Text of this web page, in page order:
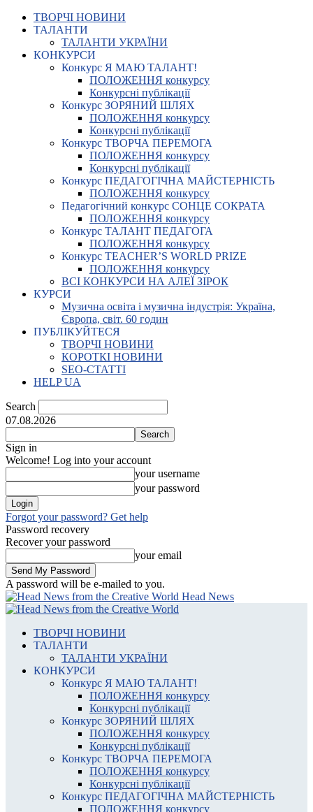
ТВОРЧІ НОВИНИ
ТАЛАНТИ
ТАЛАНТИ УКРАЇНИ
КОНКУРСИ
Конкурс Я МАЮ ТАЛАНТ!
ПОЛОЖЕННЯ конкурсу
Конкурсні публікації
Конкурс ЗОРЯНИЙ ШЛЯХ
ПОЛОЖЕННЯ конкурсу
Конкурсні публікації
Конкурс ТВОРЧА ПЕРЕМОГА
ПОЛОЖЕННЯ конкурсу
Конкурсні публікації
Конкурс ПЕДАГОГІЧНА МАЙСТЕРНІСТЬ
ПОЛОЖЕННЯ конкурсу
Педагогічний конкурс СОНЦЕ СОКРАТА
ПОЛОЖЕННЯ конкурсу
Конкурс ТАЛАНТ ПЕДАГОГА
ПОЛОЖЕННЯ конкурсу
Конкурс TEACHER’S WORLD PRIZE
ПОЛОЖЕННЯ конкурсу
ВСІ КОНКУРСИ НА АЛЕЇ ЗІРОК
КУРСИ
Музична освіта і музична індустрія: Україна,
Європа, світ. 60 годин
ПУБЛІКУЙТЕСЯ
ТВОРЧІ НОВИНИ
КОРОТКІ НОВИНИ
SEO-СТАТТІ
HELP UA
Search
07.08.2026
Sign in
Welcome! Log into your account
your username
your password
Forgot your password? Get help
Password recovery
Recover your password
your email
A password will be e-mailed to you.
Head News
ТВОРЧІ НОВИНИ
ТАЛАНТИ
ТАЛАНТИ УКРАЇНИ
КОНКУРСИ
Конкурс Я МАЮ ТАЛАНТ!
ПОЛОЖЕННЯ конкурсу
Конкурсні публікації
Конкурс ЗОРЯНИЙ ШЛЯХ
ПОЛОЖЕННЯ конкурсу
Конкурсні публікації
Конкурс ТВОРЧА ПЕРЕМОГА
ПОЛОЖЕННЯ конкурсу
Конкурсні публікації
Конкурс ПЕДАГОГІЧНА МАЙСТЕРНІСТЬ
ПОЛОЖЕННЯ конкурсу